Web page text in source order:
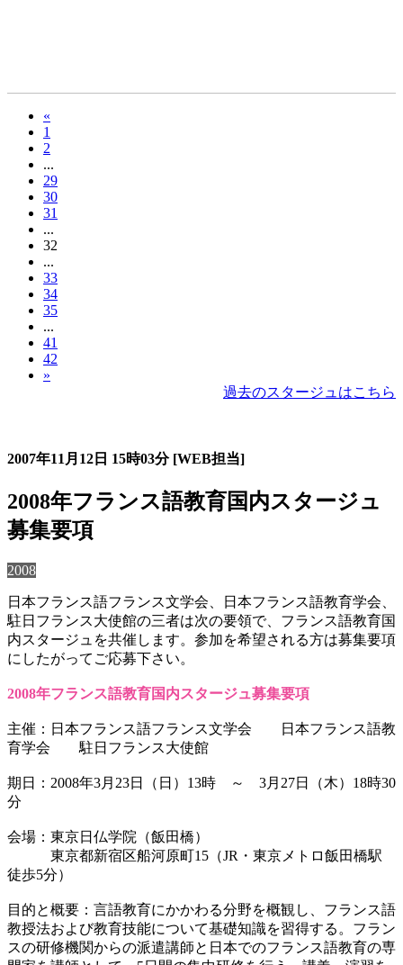
«
1
2
...
29
30
31
...
32
...
33
34
35
...
41
42
»
過去のスタージュはこちら
2007年11月12日 15時03分 [WEB担当]
2008年フランス語教育国内スタージュ
募集要項
2008
日本フランス語フランス文学会、日本フランス語教育学会、
駐日フランス大使館の三者は次の要領で、フランス語教育国
内スタージュを共催します。参加を希望される方は募集要項
にしたがってご応募下さい。
2008年フランス語教育国内スタージュ募集要項
主催：日本フランス語フランス文学会 日本フランス語教
育学会 駐日フランス大使館
期日：2008年3月23日（日）13時 ～ 3月27日（木）18時30
分
会場：東京日仏学院（飯田橋）
東京都新宿区船河原町15（JR・東京メトロ飯田橋駅
徒歩5分）
目的と概要：言語教育にかかわる分野を概観し、フランス語
教授法および教育技能について基礎知識を習得する。フラン
スの研修機関からの派遣講師と日本でのフランス語教育の専